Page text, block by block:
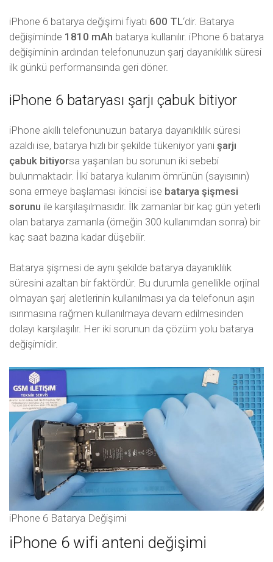
iPhone 6 batarya değişimi fiyatı 600 TL‘dir. Batarya
değişiminde 1810 mAh batarya kullanılır. iPhone 6 batarya
değişiminin ardından telefonunuzun şarj dayanıklılık süresi
ilk günkü performansında geri döner.
iPhone 6 bataryası şarjı çabuk bitiyor
iPhone akıllı telefonunuzun batarya dayanıklılık süresi
azaldı ise, batarya hızlı bir şekilde tükeniyor yani şarjı
çabuk bitiyorsa yaşanılan bu sorunun iki sebebi
bulunmaktadır. İlki batarya kulanım ömrünün (sayısının)
sona ermeye başlaması ikincisi ise batarya şişmesi
sorunu ile karşılaşılmasıdır. İlk zamanlar bir kaç gün yeterli
olan batarya zamanla (örneğin 300 kullanımdan sonra) bir
kaç saat bazına kadar düşebilir.
Batarya şişmesi de aynı şekilde batarya dayanıklılık
süresini azaltan bir faktördür. Bu durumla genellikle orjinal
olmayan şarj aletlerinin kullanılması ya da telefonun aşırı
ısınmasına rağmen kullanılmaya devam edilmesinden
dolayı karşılaşılır. Her iki sorunun da çözüm yolu batarya
değişimidir.
iPhone 6 Batarya Değişimi
iPhone 6 wifi anteni değişimi